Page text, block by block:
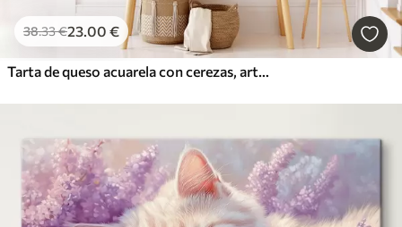
38.33€23.00 €
Tarta de queso acuarela con cerezas, arte gastronómico elegante, colores rojo y morado